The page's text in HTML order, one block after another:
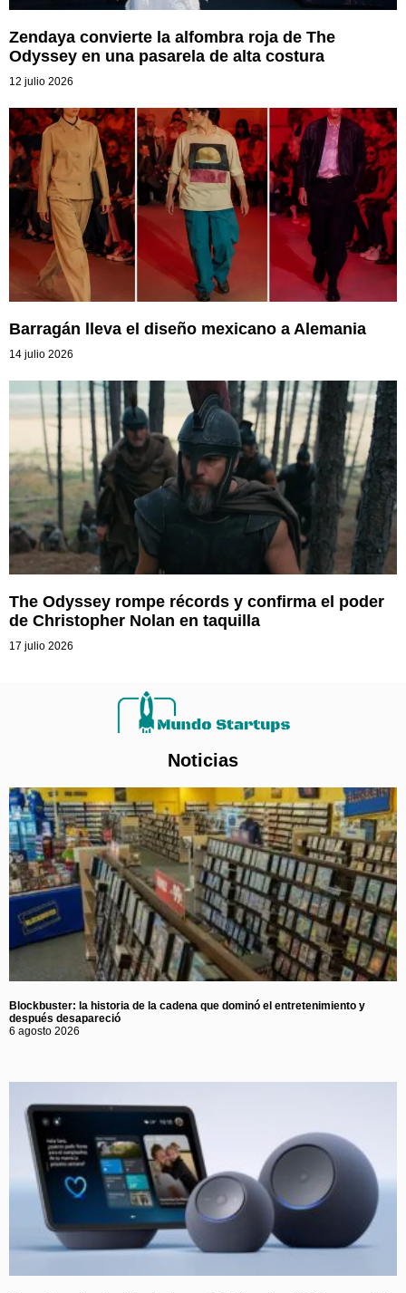
Zendaya convierte la alfombra roja de The
Odyssey en una pasarela de alta costura
12 julio 2026
Barragán lleva el diseño mexicano a Alemania
14 julio 2026
The Odyssey rompe récords y confirma el poder
de Christopher Nolan en taquilla
17 julio 2026
Noticias
Blockbuster: la historia de la cadena que dominó el entretenimiento y
después desapareció
6 agosto 2026